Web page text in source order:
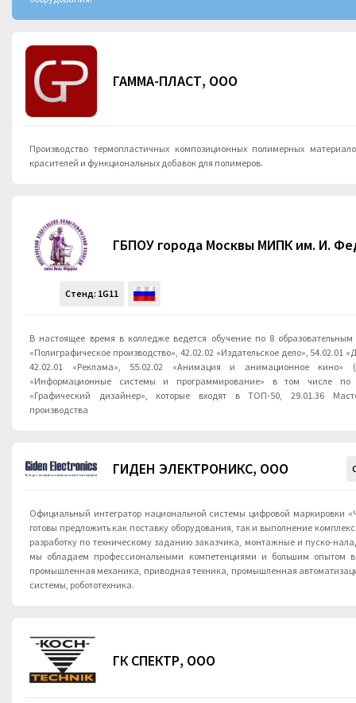
ГАММА-ПЛАСТ, ООО
Производство термопластичных композиционных полимерных
красителей и функциональных добавок для полимеров.
ГБПОУ города Москвы МИПК им. И.
Стенд: 1G11
В настоящее время в колледже ведется обучение по 8
«Полиграфическое производство», 42.02.02 «Издательское дело», 54.02.01
42.02.01 «Реклама», 55.02.02 «Анимация и анимационное кино»
«Информационные системы и программирование» в том числе по
«Графический дизайнер», которые входят в ТОП-50, 29.01.36 Мастер полиграфического
производства
ГИДЕН ЭЛЕКТРОНИКС, ООО
Официальный интегратор национальной системы цифровой маркировки
готовы предложить как поставку оборудования, так и выполнение
разработку по техническому заданию заказчика, монтажные и пуско-
мы обладаем профессиональными компетенциями и большим опытом в
промышленная механика, приводная техника, промышленная
системы, робототехника.
ГК СПЕКТР, ООО